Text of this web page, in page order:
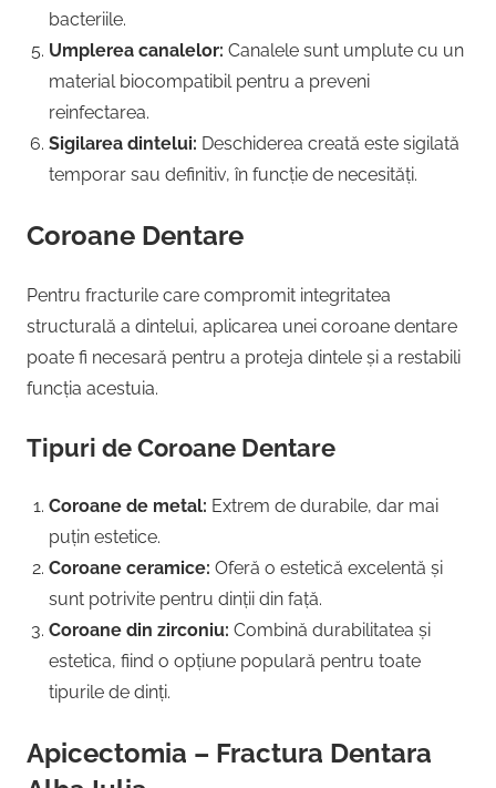
bacteriile.
Umplerea canalelor: Canalele sunt umplute cu un
material biocompatibil pentru a preveni
reinfectarea.
Sigilarea dintelui: Deschiderea creată este sigilată
temporar sau definitiv, în funcție de necesități.
Coroane Dentare
Pentru fracturile care compromit integritatea
structurală a dintelui, aplicarea unei coroane dentare
poate fi necesară pentru a proteja dintele și a restabili
funcția acestuia.
Tipuri de Coroane Dentare
Coroane de metal: Extrem de durabile, dar mai
puțin estetice.
Coroane ceramice: Oferă o estetică excelentă și
sunt potrivite pentru dinții din față.
Coroane din zirconiu: Combină durabilitatea și
estetica, fiind o opțiune populară pentru toate
tipurile de dinți.
Apicectomia – Fractura Dentara